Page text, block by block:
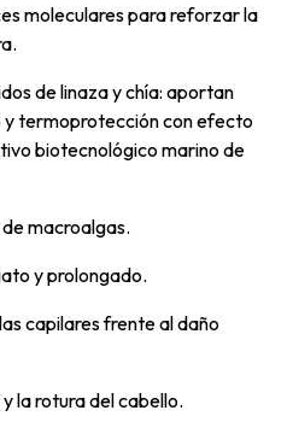
moleculares para reforzar la
de linaza y chía: aportan
y termoprotección con efecto
biotecnológico marino de
macroalgas.
y prolongado.
capilares frente al daño
la rotura del cabello.